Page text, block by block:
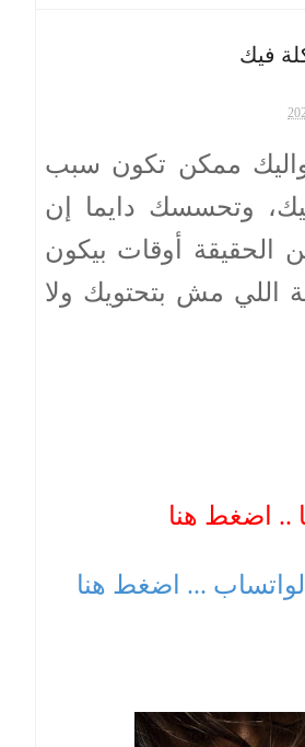
فيك
ممكن تكون سبب
وتحسسك دايما إن
الحقيقة أوقات بيكون
اللي مش بتحتويك ولا
.. اضغط هنا
... اضغط هنا